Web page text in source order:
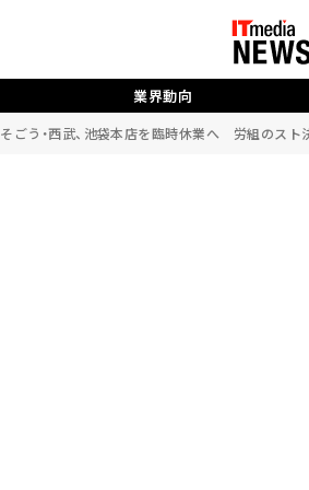
業界動向
そごう・西武、池袋本店を臨時休業へ 労組のス